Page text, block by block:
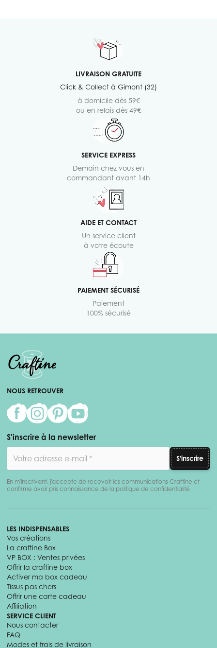
LIVRAISON GRATUITE
Click & Collect à Gimont (32)
à domicile dès 59€
ou en relais dès 49€
SERVICE EXPRESS
Demain chez vous en
commandant avant 14h
AIDE ET CONTACT
Un service client
à votre écoute
PAIEMENT SÉCURISÉ
Paiement
100% sécurisé
NOUS RETROUVER
S'inscrire à la newsletter
S'inscrire
En m'inscrivant, j'accepte de recevoir les communications Craftine et
confirme avoir pris connaissance de la politique de confidentialité
LES INDISPENSABLES
Vos créations
La craftine Box
VP BOX : Ventes privées
Offrir la craftine box
Activer ma box cadeau
Tissus pas chers
Offrir une carte cadeau
Affiliation
SERVICE CLIENT
Nous contacter
FAQ
Modes et frais de livraison